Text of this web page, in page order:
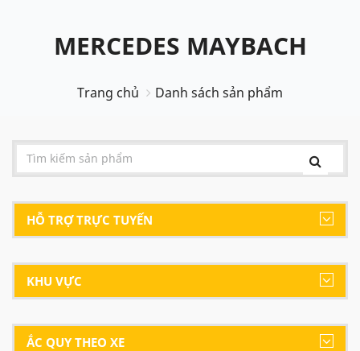
MERCEDES MAYBACH
Trang chủ Danh sách sản phẩm
HỖ TRỢ TRỰC TUYẾN
KHU VỰC
ẮC QUY THEO XE